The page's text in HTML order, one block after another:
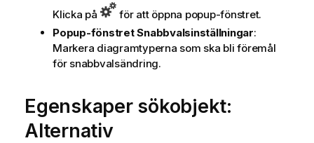
Klicka på
för att öppna popup-fönstret.
Popup-fönstret Snabbvalsinställningar:
Markera diagramtyperna som ska bli föremål
för snabbvalsändring.
Egenskaper sökobjekt:
Alternativ